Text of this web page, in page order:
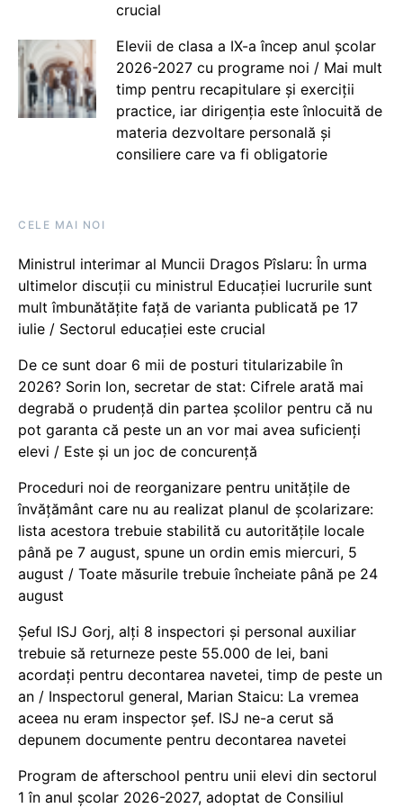
crucial
Elevii de clasa a IX-a încep anul școlar
2026-2027 cu programe noi / Mai mult
timp pentru recapitulare și exerciții
practice, iar dirigenția este înlocuită de
materia dezvoltare personală și
consiliere care va fi obligatorie
CELE MAI NOI
Ministrul interimar al Muncii Dragos Pîslaru: În urma
ultimelor discuții cu ministrul Educației lucrurile sunt
mult îmbunătățite față de varianta publicată pe 17
iulie / Sectorul educației este crucial
De ce sunt doar 6 mii de posturi titularizabile în
2026? Sorin Ion, secretar de stat: Cifrele arată mai
degrabă o prudență din partea școlilor pentru că nu
pot garanta că peste un an vor mai avea suficienți
elevi / Este și un joc de concurență
Proceduri noi de reorganizare pentru unitățile de
învățământ care nu au realizat planul de școlarizare:
lista acestora trebuie stabilită cu autoritățile locale
până pe 7 august, spune un ordin emis miercuri, 5
august / Toate măsurile trebuie încheiate până pe 24
august
Șeful ISJ Gorj, alți 8 inspectori și personal auxiliar
trebuie să returneze peste 55.000 de lei, bani
acordați pentru decontarea navetei, timp de peste un
an / Inspectorul general, Marian Staicu: La vremea
aceea nu eram inspector șef. ISJ ne-a cerut să
depunem documente pentru decontarea navetei
Program de afterschool pentru unii elevi din sectorul
1 în anul școlar 2026-2027, adoptat de Consiliul